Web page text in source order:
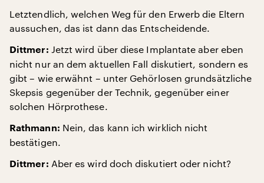
Letztendlich, welchen Weg für den Erwerb die Eltern
aussuchen, das ist dann das Entscheidende.
Dittmer: Jetzt wird über diese Implantate aber eben
nicht nur an dem aktuellen Fall diskutiert, sondern es
gibt – wie erwähnt – unter Gehörlosen grundsätzliche
Skepsis gegenüber der Technik, gegenüber einer
solchen Hörprothese.
Rathmann: Nein, das kann ich wirklich nicht
bestätigen.
Dittmer: Aber es wird doch diskutiert oder nicht?